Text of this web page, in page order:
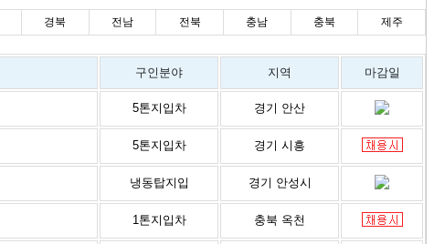
경북 전남 전북 충남 충북 제주
구인분야 지역 마감일
5톤지입차 경기 안산
5톤지입차 경기 시흥
냉동탑지입 경기 안성시
1톤지입차 충북 옥천